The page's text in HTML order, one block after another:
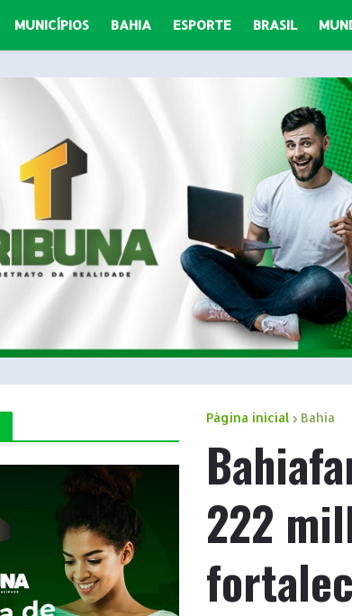
MUNICÍPIOS BAHIA ESPORTE BRASIL
Página inicial Bahia
222